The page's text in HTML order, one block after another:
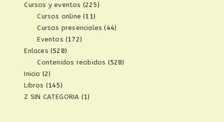
Cursos y eventos (225)
Cursos online (11)
Cursos presenciales (44)
Eventos (172)
Enlaces (528)
Contenidos recibidos (528)
Inicio (2)
Libros (145)
Z SIN CATEGORIA (1)